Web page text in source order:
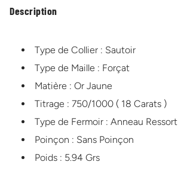
Description
Type de Collier : Sautoir
Type de Maille : Forçat
Matière : Or Jaune
Titrage : 750/1000 ( 18 Carats )
Type de Fermoir : Anneau Ressort
Poinçon : Sans Poinçon
Poids : 5.94 Grs